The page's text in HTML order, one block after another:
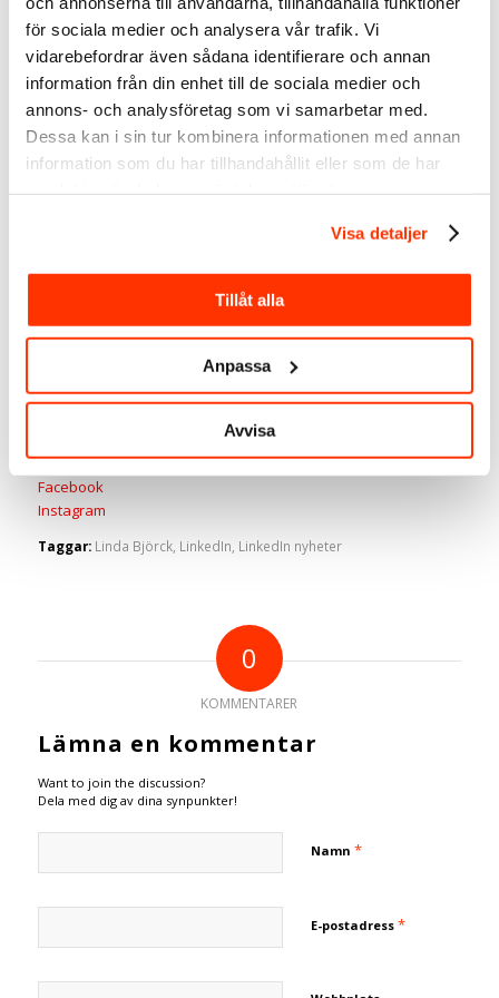
för sociala medier och analysera vår trafik. Vi
vidarebefordrar även sådana identifierare och annan
information från din enhet till de sociala medier och
annons- och analysföretag som vi samarbetar med.
Dessa kan i sin tur kombinera informationen med annan
information som du har tillhandahållit eller som de har
Visa detaljer
Tillåt alla
Anpassa
Avvisa
Linda Björck
följ gärna mig på LinkedIn
LinkedIn-
expert
Social
Välkommen att följa mig:
Spotify
Facebook
Instagram
Taggar: Linda Björck, LinkedIn, LinkedIn nyheter
0
KOMMENTARER
Lämna en kommentar
Want to join the discussion?
Dela med dig av dina synpunkter!
Namn *
E-postadress *